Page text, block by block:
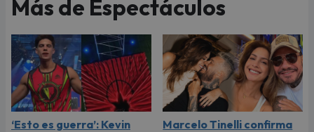
Más de Espectáculos
‘Esto es guerra’: Kevin
Marcelo Tinelli confirma